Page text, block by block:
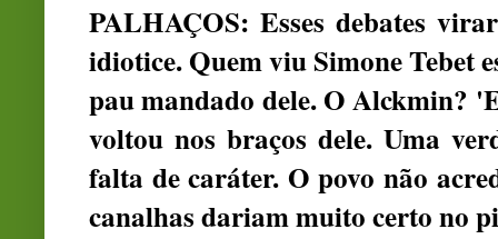
PALHAÇOS: Esses debates
idiotice. Quem viu Simone Tebet
pau mandado dele. O Alckmin?
voltou nos braços dele. Uma
falta de caráter. O povo não
canalhas dariam muito certo no